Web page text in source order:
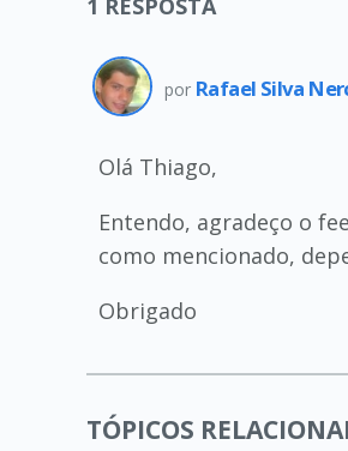
1 RESPOSTA
por Rafael Silva
Olá Thiago,
Entendo, agradeço o
como mencionado,
Obrigado
TÓPICOS